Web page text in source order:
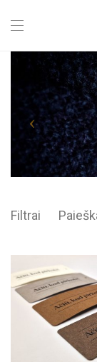
Filtrai